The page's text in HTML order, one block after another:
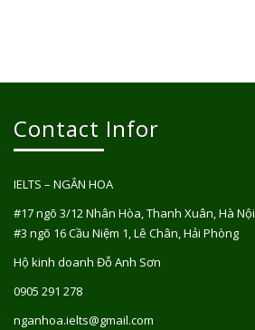
Contact Infor
IELTS – NGÂN HOA
#17 ngõ 3/12 Nhân Hòa, Thanh Xuân, Hà Nội
#3 ngõ 16 Cầu Niệm 1, Lê Chân, Hải Phòng
Hộ kinh doanh Đỗ Anh Sơn
0905 291 278
nganhoa.ielts@gmail.com